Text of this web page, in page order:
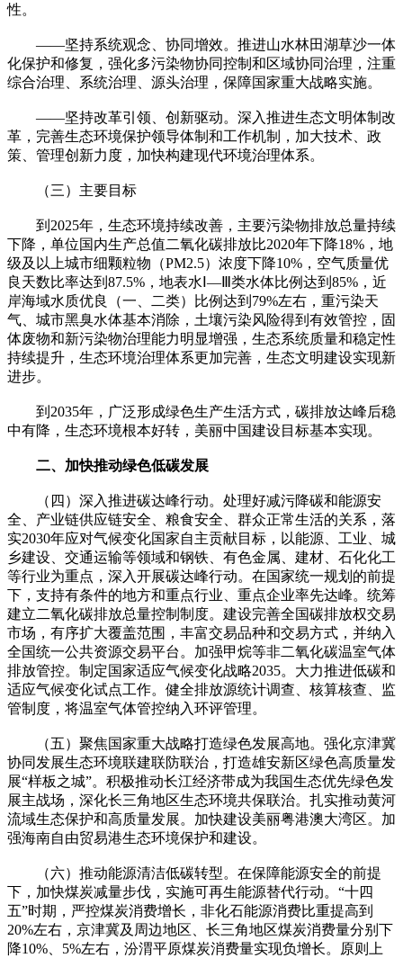
性。
——坚持系统观念、协同增效。推进山水林田湖草沙一体
化保护和修复，强化多污染物协同控制和区域协同治理，注重
综合治理、系统治理、源头治理，保障国家重大战略实施。
——坚持改革引领、创新驱动。深入推进生态文明体制改
革，完善生态环境保护领导体制和工作机制，加大技术、政
策、管理创新力度，加快构建现代环境治理体系。
（三）主要目标
到2025年，生态环境持续改善，主要污染物排放总量持续
下降，单位国内生产总值二氧化碳排放比2020年下降18%，地
级及以上城市细颗粒物（PM2.5）浓度下降10%，空气质量优
良天数比率达到87.5%，地表水Ⅰ—Ⅲ类水体比例达到85%，近
岸海域水质优良（一、二类）比例达到79%左右，重污染天
气、城市黑臭水体基本消除，土壤污染风险得到有效管控，固
体废物和新污染物治理能力明显增强，生态系统质量和稳定性
持续提升，生态环境治理体系更加完善，生态文明建设实现新
进步。
到2035年，广泛形成绿色生产生活方式，碳排放达峰后稳
中有降，生态环境根本好转，美丽中国建设目标基本实现。
二、加快推动绿色低碳发展
（四）深入推进碳达峰行动。处理好减污降碳和能源安
全、产业链供应链安全、粮食安全、群众正常生活的关系，落
实2030年应对气候变化国家自主贡献目标，以能源、工业、城
乡建设、交通运输等领域和钢铁、有色金属、建材、石化化工
等行业为重点，深入开展碳达峰行动。在国家统一规划的前提
下，支持有条件的地方和重点行业、重点企业率先达峰。统筹
建立二氧化碳排放总量控制制度。建设完善全国碳排放权交易
市场，有序扩大覆盖范围，丰富交易品种和交易方式，并纳入
全国统一公共资源交易平台。加强甲烷等非二氧化碳温室气体
排放管控。制定国家适应气候变化战略2035。大力推进低碳和
适应气候变化试点工作。健全排放源统计调查、核算核查、监
管制度，将温室气体管控纳入环评管理。
（五）聚焦国家重大战略打造绿色发展高地。强化京津冀
协同发展生态环境联建联防联治，打造雄安新区绿色高质量发
展“样板之城”。积极推动长江经济带成为我国生态优先绿色发
展主战场，深化长三角地区生态环境共保联治。扎实推动黄河
流域生态保护和高质量发展。加快建设美丽粤港澳大湾区。加
强海南自由贸易港生态环境保护和建设。
（六）推动能源清洁低碳转型。在保障能源安全的前提
下，加快煤炭减量步伐，实施可再生能源替代行动。“十四
五”时期，严控煤炭消费增长，非化石能源消费比重提高到
20%左右，京津冀及周边地区、长三角地区煤炭消费量分别下
降10%、5%左右，汾渭平原煤炭消费量实现负增长。原则上